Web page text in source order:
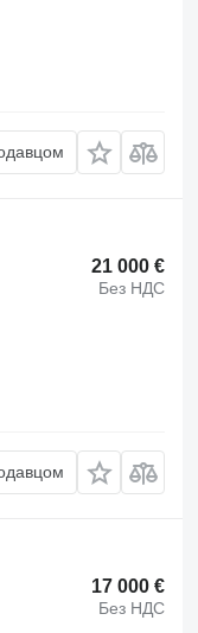
21 000 €
Без НДС
17 000 €
Без НДС